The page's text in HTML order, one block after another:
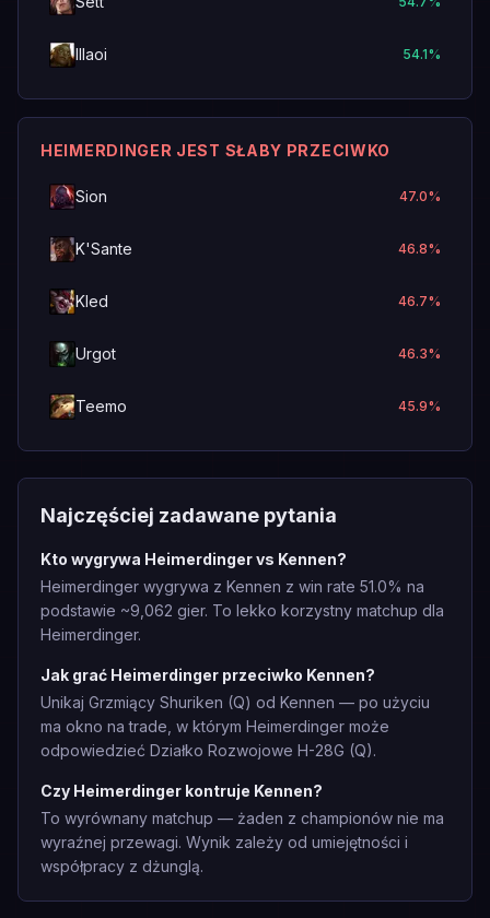
Illaoi 54.1%
HEIMERDINGER JEST SŁABY PRZECIWKO
Sion 47.0%
K'Sante 46.8%
Kled 46.7%
Urgot 46.3%
Teemo 45.9%
Najczęściej zadawane pytania
Kto wygrywa Heimerdinger vs Kennen?
Heimerdinger wygrywa z Kennen z win rate 51.0% na
podstawie ~9,062 gier. To lekko korzystny matchup dla
Heimerdinger.
Jak grać Heimerdinger przeciwko Kennen?
Unikaj Grzmiący Shuriken (Q) od Kennen — po użyciu
ma okno na trade, w którym Heimerdinger może
odpowiedzieć Działko Rozwojowe H-28G (Q).
Czy Heimerdinger kontruje Kennen?
To wyrównany matchup — żaden z championów nie ma
wyraźnej przewagi. Wynik zależy od umiejętności i
współpracy z dżunglą.